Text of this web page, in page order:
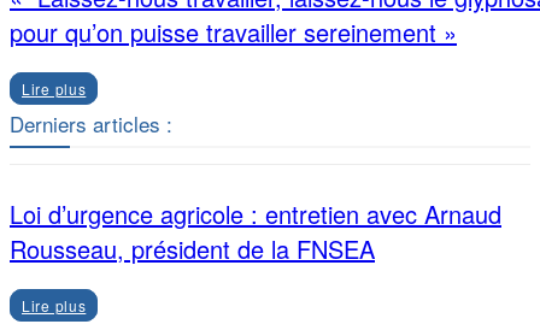
pour qu’on puisse travailler sereinement »
Lire plus
Derniers articles :
Loi d’urgence agricole : entretien avec Arnaud
Rousseau, président de la FNSEA
Lire plus